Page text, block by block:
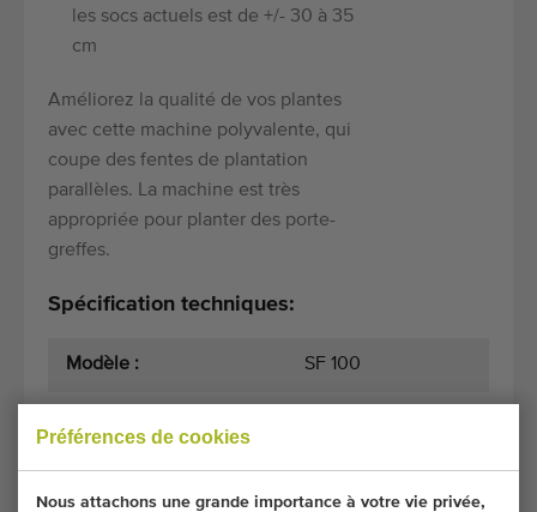
Préférences de cookies
Nous attachons une grande importance à votre vie privée,
les socs actuels est de +/- 30 à 35
cm
Améliorez la qualité de vos plantes
avec cette machine polyvalente, qui
coupe des fentes de plantation
parallèles. La machine est très
appropriée pour planter des porte-
greffes.
Spécification techniques:
Modèle : SF 100